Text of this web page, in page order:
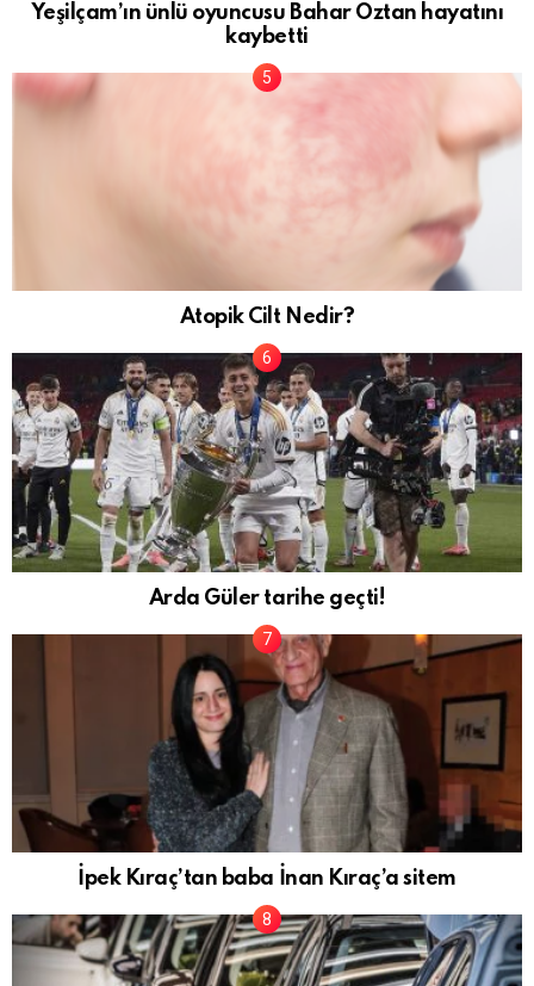
Yeşilçam’ın ünlü oyuncusu Bahar Öztan hayatını
kaybetti
Atopik Cilt Nedir?
Arda Güler tarihe geçti!
İpek Kıraç’tan baba İnan Kıraç’a sitem